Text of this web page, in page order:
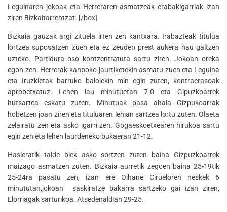
Leguinaren jokoak eta Herreraren asmatzeak erabakigarriak izan
ziren Bizkaitarrentzat. [/box]
Bizkaia gauzak argi zituela irten zen kantxara. Irabazteak titulua
lortzea suposatzen zuen eta ez zeuden prest aukera hau galtzen
uzteko. Partidura oso kontzentratuta sartu ziren. Jokoan oreka
egon zen. Herrerak kanpoko jaurtiketekin asmatu zuen eta Leguina
eta Iruzkietak barruko baloiekin min egin zuten, kontraerasoak
aprobetxatuz. Lehen lau minutuetan 7-0 eta Gipuzkoarrek
hutsartea eskatu zuten. Minutuak pasa ahala Gizpukoarrak
hobetzen joan ziren eta tituluaren lehian sartzea lortu zuten. Olaeta
zelairatu zen eta asko igarri zen. Gogaeskoetxearen hirukoa sartu
egin zen eta lehen laurdeneko bukaeran 21-12.
Hasieratik talde biek asko sortzen zuten baina Gizpuzkoarrek
maizago asmatzen zuten. Bizkaia aurretik zegoen baina 25-19tik
25-24ra pasatu zen, izan ere Oihane Cirueloren neskek 6
minututan,jokoan saskiratze bakarra sartzeko gai izan ziren,
Elorriagak sarturikoa. Atsedenaldian 29-25.